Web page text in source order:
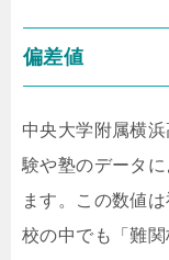
偏差値
中央大学附属横
験や塾のデータ
ます。この数値
校の中でも「難